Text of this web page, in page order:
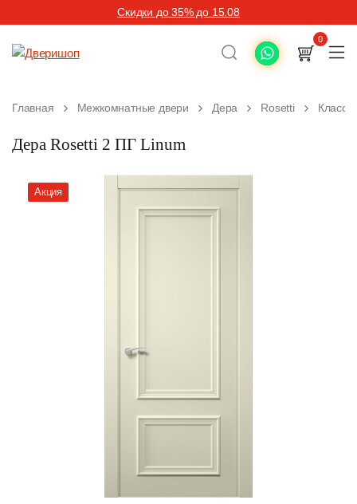
Скидки до 35% до 15.08
0
Главная Межкомнатные двери Дера Rosetti
Дера Rosetti 2 ПГ Linum
Акция